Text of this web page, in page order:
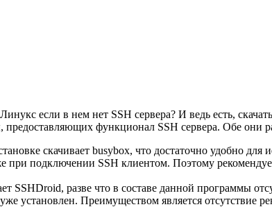
если в нем нет SSH сервера? И ведь есть,
функционал SSH сервера. Обе они
скачивает busybox, что достаточно удобно
при подключении SSH клиентом. Поэтому
SSHDroid, разве что в составе данной программы
установлен. Преимуществом является отсутствие